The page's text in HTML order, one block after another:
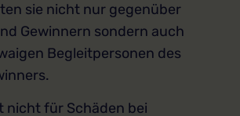
sie nicht nur gegenüber
Gewinnern sondern auch
Begleitpersonen des
nicht für Schäden bei